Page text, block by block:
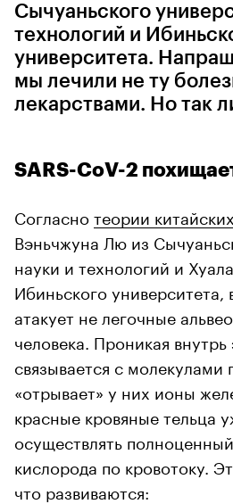
Сычуаньского
технологий и
университета.
мы лечили не ту
лекарствами. Но так
SARS-CoV-2
Согласнотеории
Вэньчжуна Лю из
науки и технологий и
Ибиньского университета,
атакует не легочные
человека. Проникая
связывается с молекулами
«отрывает» у них ионы
красные кровяные тельца
осуществлять
кислорода по кровотоку.
что развиваются: